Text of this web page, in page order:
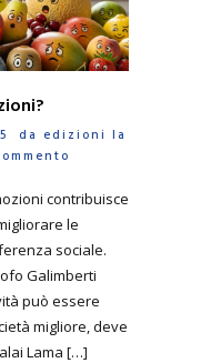
da edizioni la
contribuisce
le
sociale.
Galimberti
può essere
migliore, deve
Lama […]